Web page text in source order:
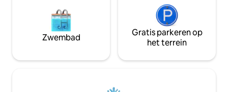
Zwembad
Gratis parkeren op
het terrein